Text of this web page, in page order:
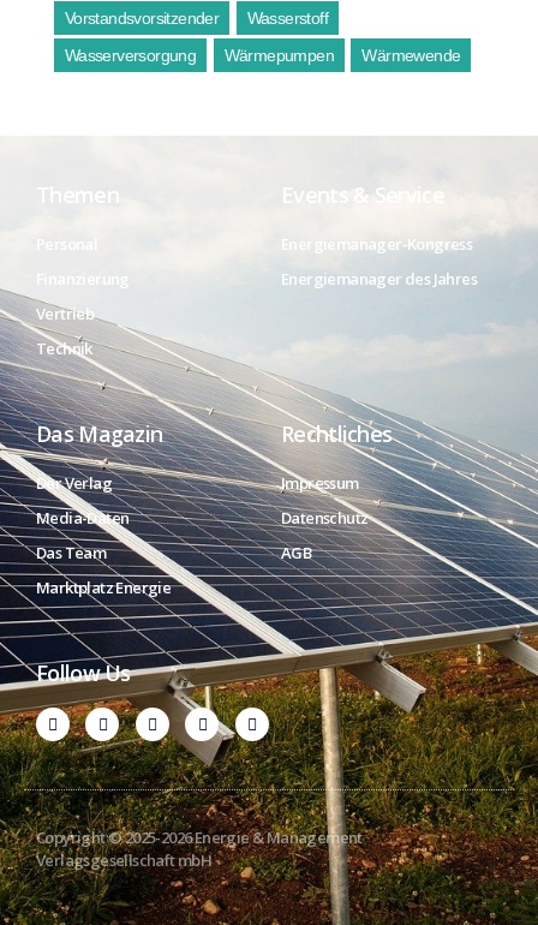
Vorstandsvorsitzender
Wasserstoff
Wasserversorgung
Wärmepumpen Wärmewende
Themen
Finanzierung
Vertrieb
Technik
Events & Service
Energiemanager-Kongress
Energiemanager des Jahres
Das Magazin
Der Verlag
Media-Daten
Das Team
Marktplatz Energie
Rechtliches
Impressum
Datenschutz
AGB
Follow Us
Copyright © 2025-2026 Energie & Management
Verlagsgesellschaft mbH